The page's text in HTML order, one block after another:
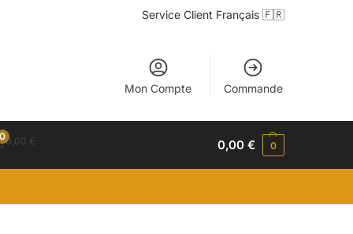
Service Client Français 🇫🇷
Mon Compte Commande
00,00 € 0,00€ 0